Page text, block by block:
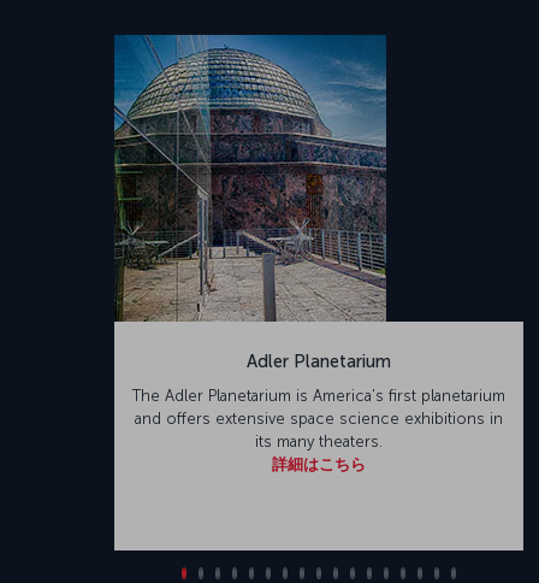
Adler Planetarium
The Adler Planetarium is America's first planetarium
and offers extensive space science exhibitions in
its many theaters.
詳細はこちら